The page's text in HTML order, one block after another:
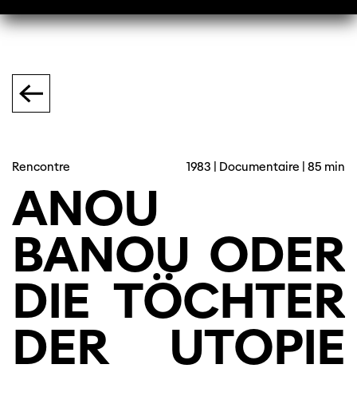
Rencontre 1983 | Documentaire | 85 min
ANOU
BANOU ODER
DIE TÖCHTER
DER UTOPIE